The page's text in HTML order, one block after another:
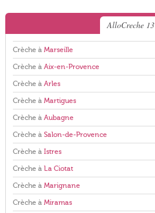
AlloCreche 13
Crèche à Marseille
Crèche à Aix-en-Provence
Crèche à Arles
Crèche à Martigues
Crèche à Aubagne
Crèche à Salon-de-Provence
Crèche à Istres
Crèche à La Ciotat
Crèche à Marignane
Crèche à Miramas